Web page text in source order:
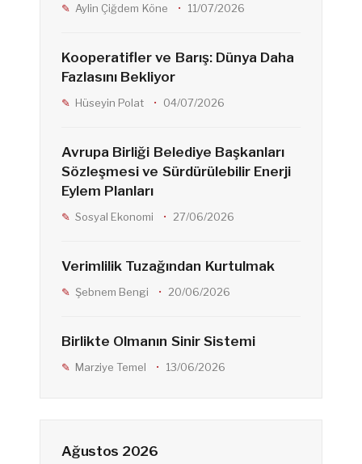
Aylin Çiğdem Köne 11/07/2026
Kooperatifler ve Barış: Dünya Daha
Fazlasını Bekliyor
Hüseyin Polat 04/07/2026
Avrupa Birliği Belediye Başkanları
Sözleşmesi ve Sürdürülebilir Enerji
Eylem Planları
Sosyal Ekonomi 27/06/2026
Verimlilik Tuzağından Kurtulmak
Şebnem Bengi 20/06/2026
Birlikte Olmanın Sinir Sistemi
Marziye Temel 13/06/2026
Ağustos 2026